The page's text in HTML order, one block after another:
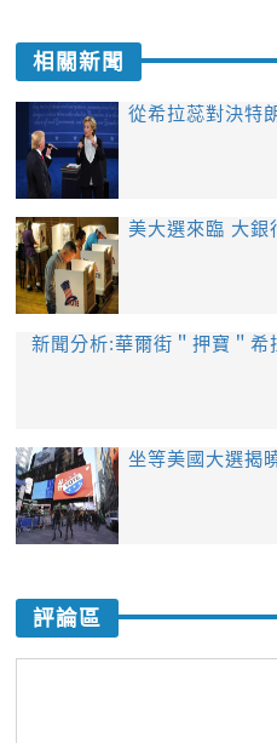
相關新聞
從希拉蕊對決特
美大選來臨 大銀
新聞分析:華爾街＂押寶＂希
坐等美國大選揭
評論區